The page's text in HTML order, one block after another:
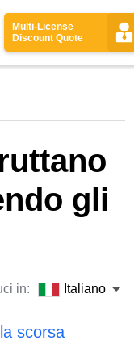
Multi-License
Discount Quote
gli
in: Italiano
scorsa